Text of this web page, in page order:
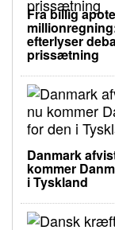
Fra billig
efterlyser
prissætning
Danmark
kommer
i Tyskland